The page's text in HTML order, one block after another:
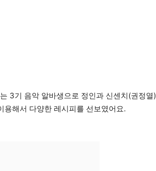
3기 음악 알바생으로 정인과 신센치(권정열)
용해서 다양한 레시피를 선보였어요.